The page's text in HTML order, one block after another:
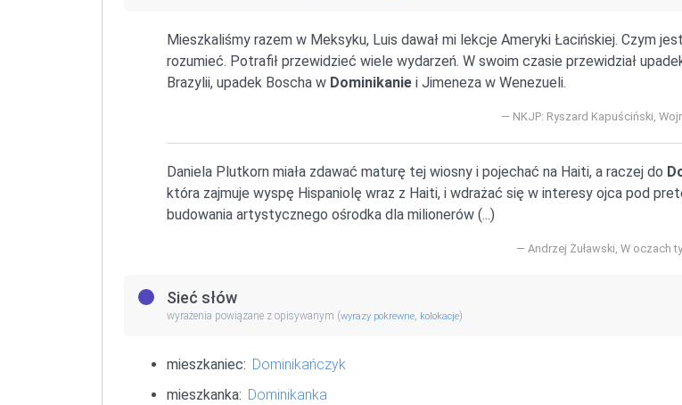
Mieszkaliśmy razem w Meksyku, Luis dawał mi lekcje Ameryki Łacińskiej. Czym
rozumieć. Potrafił przewidzieć wiele wydarzeń. W swoim czasie przewidział
Brazylii, upadek Boscha w Dominikanie i Jimeneza w Wenezueli.
NKJP: Ryszard Kapuściński,
Daniela Plutkorn miała zdawać maturę tej wiosny i pojechać na Haiti, a raczej do
która zajmuje wyspę Hispaniolę wraz z Haiti, i wdrażać się w interesy ojca pod
budowania artystycznego ośrodka dla milionerów (...)
Andrzej Żuławski, W oczach
Sieć słów
wyrażenia powiązane z opisywanym (wyrazy pokrewne, kolokacje)
mieszkaniec: Dominikańczyk
mieszkanka: Dominikanka